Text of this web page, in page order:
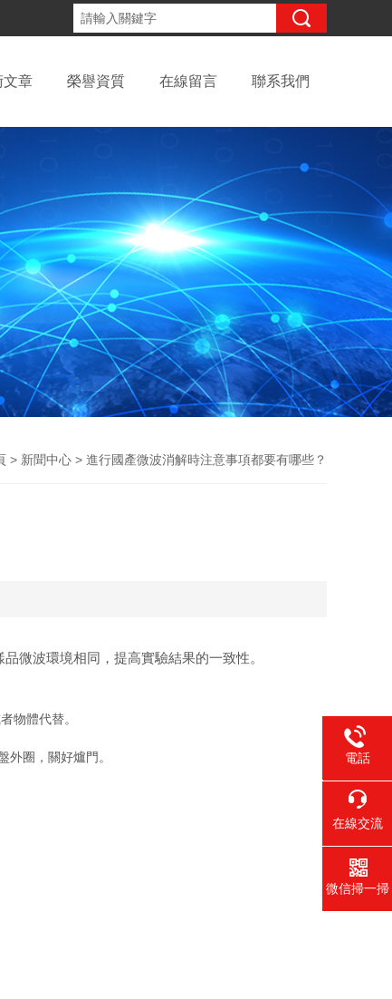
文章 榮譽資質 在線留言 聯系我們
> 新聞中心 > 進行國產微波消解時注意事項都要有哪些？
微波環境相同，提高實驗結果的一致性。
物體代替。
圈，關好爐門。
電話
李
在線交流
微信掃一掃